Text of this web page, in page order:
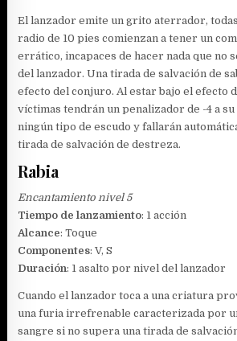
El lanzador emite un grito aterrador,
radio de 10 pies comienzan a tener un
errático, incapaces de hacer nada que no
del lanzador. Una tirada de salvación de
efecto del conjuro. Al estar bajo el efecto
víctimas tendrán un penalizador de -4 a su
ningún tipo de escudo y fallarán
tirada de salvación de destreza.
Rabia
Encantamiento nivel 5
Tiempo de lanzamiento: 1 acción
Alcance: Toque
Componentes: V, S
Duración: 1 asalto por nivel del lanzador
Cuando el lanzador toca a una criatura
una furia irrefrenable caracterizada por
sangre si no supera una tirada de